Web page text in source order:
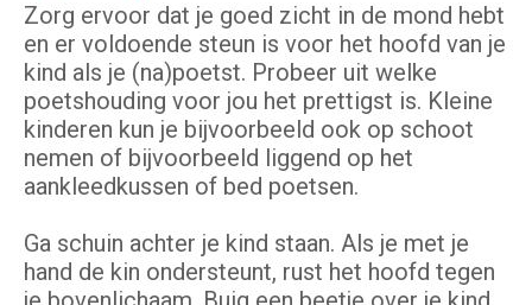
Zorg ervoor dat je goed zicht in de mond hebt
en er voldoende steun is voor het hoofd van je
kind als je (na)poetst. Probeer uit welke
poetshouding voor jou het prettigst is. Kleine
kinderen kun je bijvoorbeeld ook op schoot
nemen of bijvoorbeeld liggend op het
aankleedkussen of bed poetsen.
Ga schuin achter je kind staan. Als je met je
hand de kin ondersteunt, rust het hoofd tegen